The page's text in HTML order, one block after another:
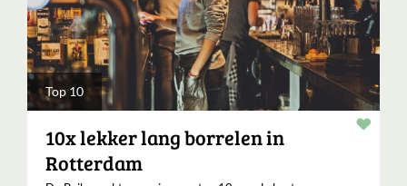
Top 10
10x lekker lang borrelen in
Rotterdam